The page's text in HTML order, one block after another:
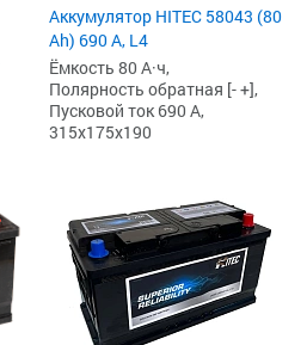
Аккумулятор HITEC 58043 (80
Ah) 690 А, L4
Ёмкость 80 А·ч,
Полярность обратная [- +],
Пусковой ток 690 А,
315x175x190